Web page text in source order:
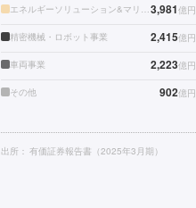
3,981億円
精密機械・ロボット事業 2,415億円
車両事業 2,223億円
その他 902億円
出所： 有価証券報告書（2025年3月期）